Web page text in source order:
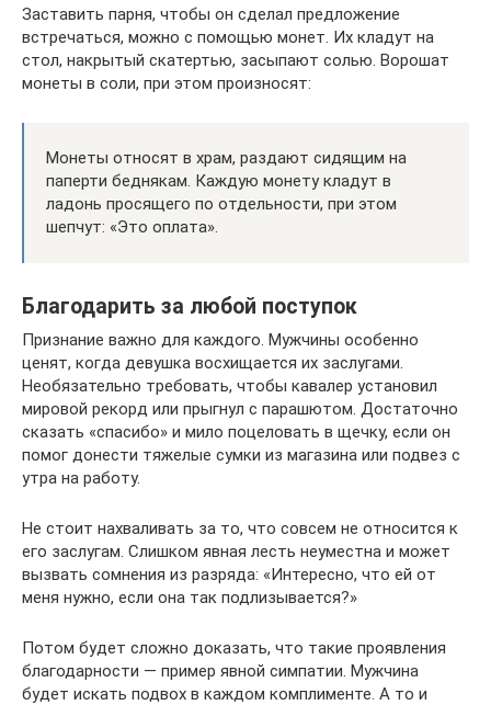
Заставить парня, чтобы он сделал предложение
встречаться, можно с помощью монет. Их кладут на
стол, накрытый скатертью, засыпают солью. Ворошат
монеты в соли, при этом произносят:
Монеты относят в храм, раздают сидящим на
паперти беднякам. Каждую монету кладут в
ладонь просящего по отдельности, при этом
шепчут: «Это оплата».
Благодарить за любой поступок
Признание важно для каждого. Мужчины особенно
ценят, когда девушка восхищается их заслугами.
Необязательно требовать, чтобы кавалер установил
мировой рекорд или прыгнул с парашютом. Достаточно
сказать «спасибо» и мило поцеловать в щечку, если он
помог донести тяжелые сумки из магазина или подвез с
утра на работу.
Не стоит нахваливать за то, что совсем не относится к
его заслугам. Слишком явная лесть неуместна и может
вызвать сомнения из разряда: «Интересно, что ей от
меня нужно, если она так подлизывается?»
Потом будет сложно доказать, что такие проявления
благодарности — пример явной симпатии. Мужчина
будет искать подвох в каждом комплименте. А то и